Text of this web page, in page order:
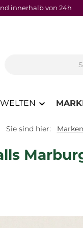
innerhalb von 24h
Sie sind hier: Marken